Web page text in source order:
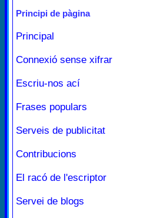
Principi de pàgina
Principal
Connexió sense xifrar
Escriu-nos ací
Frases populars
Serveis de publicitat
Contribucions
El racó de l'escriptor
Servei de blogs